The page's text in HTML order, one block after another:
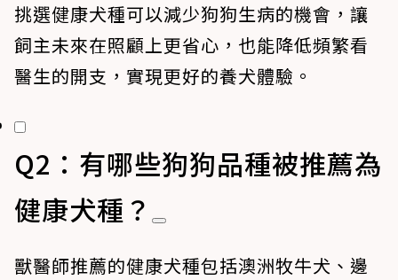
挑選健康犬種可以減少狗狗生病的機會，讓
飼主未來在照顧上更省心，也能降低頻繁看
醫生的開支，實現更好的養犬體驗。
Q2：有哪些狗狗品種被推薦為
健康犬種？
獸醫師推薦的健康犬種包括澳洲牧牛犬、邊